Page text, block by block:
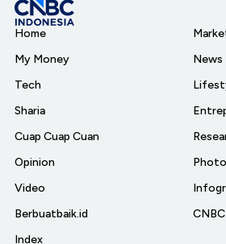
Home
My Money
Tech
Sharia
Cuap Cuap Cuan
Opinion
Video
Berbuatbaik.id
Index
News
Photo